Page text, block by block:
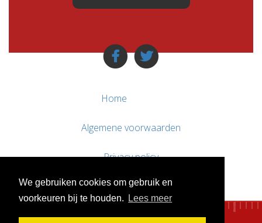
We gebruiken cookies om gebruik en
voorkeuren bij te houden.
Lees meer
Home
Algemene voorwaarden
Privacy policy
Contact / Support